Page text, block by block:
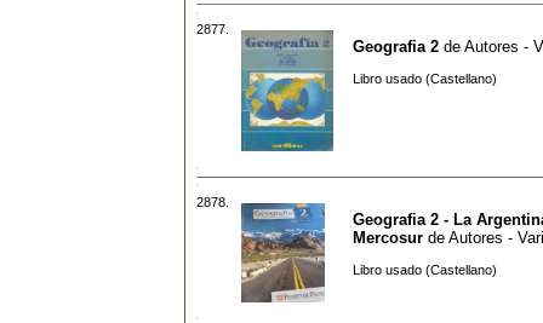
2877.
Geografia 2 de Autores -
Libro usado (Castellano)
2878.
Geografia 2 - La
Mercosur de Autores -
Libro usado (Castellano)